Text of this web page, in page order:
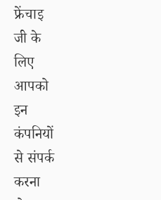
फ्रेंचाइ
जी के
लिए
आपको
इन
कंपनियों
से संपर्क
करना